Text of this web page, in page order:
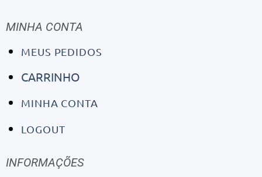
MINHA CONTA
MEUS PEDIDOS
CARRINHO
MINHA CONTA
LOGOUT
INFORMAÇÕES